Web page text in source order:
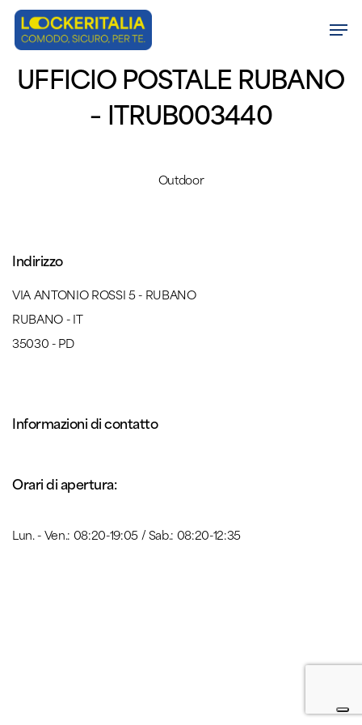
Skip
content
UFFICIO POSTALE RUBANO
– ITRUB003440
Outdoor
Indirizzo
VIA ANTONIO ROSSI 5 - RUBANO
RUBANO - IT
35030 - PD
Informazioni di contatto
Orari di apertura:
Lun. - Ven.: 08:20-19:05 / Sab.: 08:20-12:35
Menu